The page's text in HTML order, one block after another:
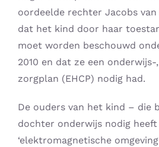
oordeelde rechter Jacobs
dat het kind door haar
moet worden beschouwd
2010 en dat ze een
zorgplan (EHCP) nodig had.
De ouders van het kind – die
dochter onderwijs nodig heeft
‘elektromagnetische